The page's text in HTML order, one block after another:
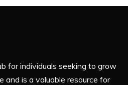
for individuals seeking to grow
and is a valuable resource for